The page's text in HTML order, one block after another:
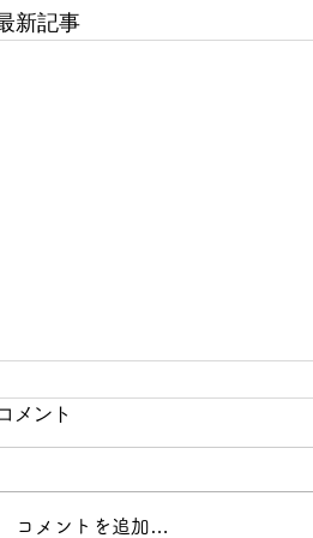
新記事
メント
コメントを追加…